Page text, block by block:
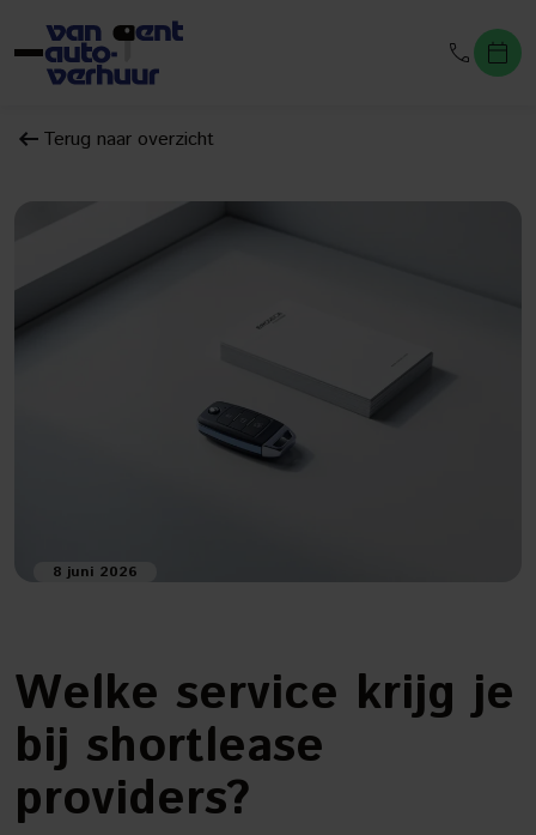
Terug naar overzicht
8 juni 2026
Welke service krijg je
bij shortlease
providers?